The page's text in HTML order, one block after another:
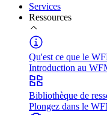
Services
Ressources
Qu'est ce que le
Introduction au
Bibliothèque de
Plongez dans le